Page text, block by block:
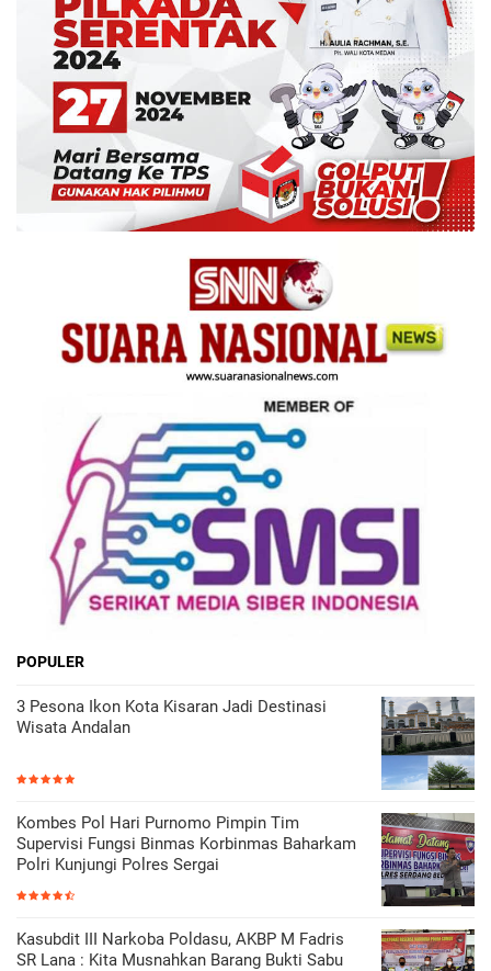
POPULER
3 Pesona Ikon Kota Kisaran Jadi Destinasi
Wisata Andalan
Kombes Pol Hari Purnomo Pimpin Tim
Supervisi Fungsi Binmas Korbinmas Baharkam
Polri Kunjungi Polres Sergai
Kasubdit III Narkoba Poldasu, AKBP M Fadris
SR Lana : Kita Musnahkan Barang Bukti Sabu